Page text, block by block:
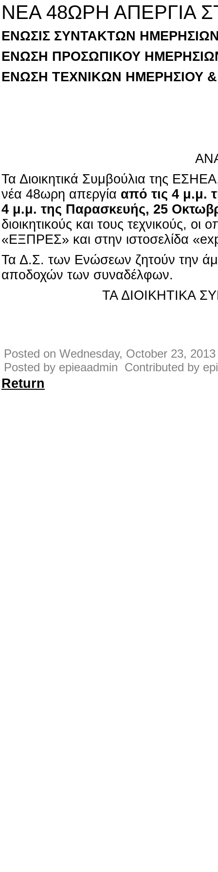
ΝΕΑ 48ΩΡΗ ΑΠΕΡΓΙΑ
ΕΝΩΣΙΣ ΣΥΝΤΑΚΤΩΝ
ΕΝΩΣΗ ΠΡΟΣΩΠΙΚΟΥ
ΕΝΩΣΗ ΤΕΧΝΙΚΩΝ ΗΜΕΡΗΣΙΟΥ
Τα Διοικητικά Συμβούλια της
νέα 48ωρη απεργία από τις 4 μ.μ.
4 μ.μ. της Παρασκευής, 25
διοικητικούς και τους τεχνικούς, οι
«ΕΞΠΡΕΣ» και στην ιστοσελίδα
Τα Δ.Σ. των Ενώσεων ζητούν την
αποδοχών των συναδέλφων.
ΤΑ ΔΙΟΙΚΗΤΙΚΑ
Posted on Wednesday, October 23,
Posted by epieaadmin Contributed by
Return